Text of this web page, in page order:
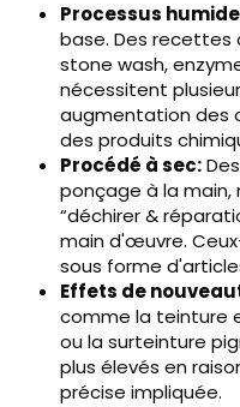
Processus
base. Des recettes
stone wash,
nécessitent
augmentation des
des produits
Procédé à sec:
ponçage à la
“déchirer &
main d'œuvre.
sous forme
Effets de
comme la teinture
ou la surteinture
plus élevés en
précise impliquée.